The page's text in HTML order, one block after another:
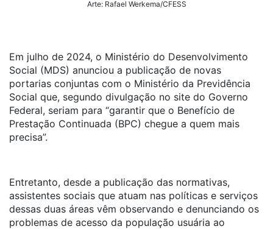
Arte: Rafael Werkema/CFESS
Em julho de 2024, o Ministério do Desenvolvimento
Social (MDS) anunciou a publicação de novas
portarias conjuntas com o Ministério da Previdência
Social que, segundo divulgação no site do Governo
Federal, seriam para “garantir que o Benefício de
Prestação Continuada (BPC) chegue a quem mais
precisa”.
Entretanto, desde a publicação das normativas,
assistentes sociais que atuam nas políticas e serviços
dessas duas áreas vêm observando e denunciando os
problemas de acesso da população usuária ao